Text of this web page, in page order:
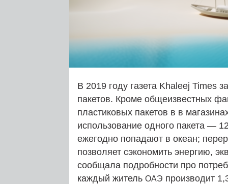
В 2019 году газета Khaleej Times
пакетов. Кроме общеизвестных
пластиковых пакетов в в
использование одного пакета —
ежегодно попадают в океан;
позволяет сэкономить энергию,
сообщала подробности про
каждый житель ОАЭ производит